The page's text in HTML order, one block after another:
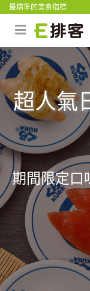
最精準的美食指標
超人氣
期間限定口